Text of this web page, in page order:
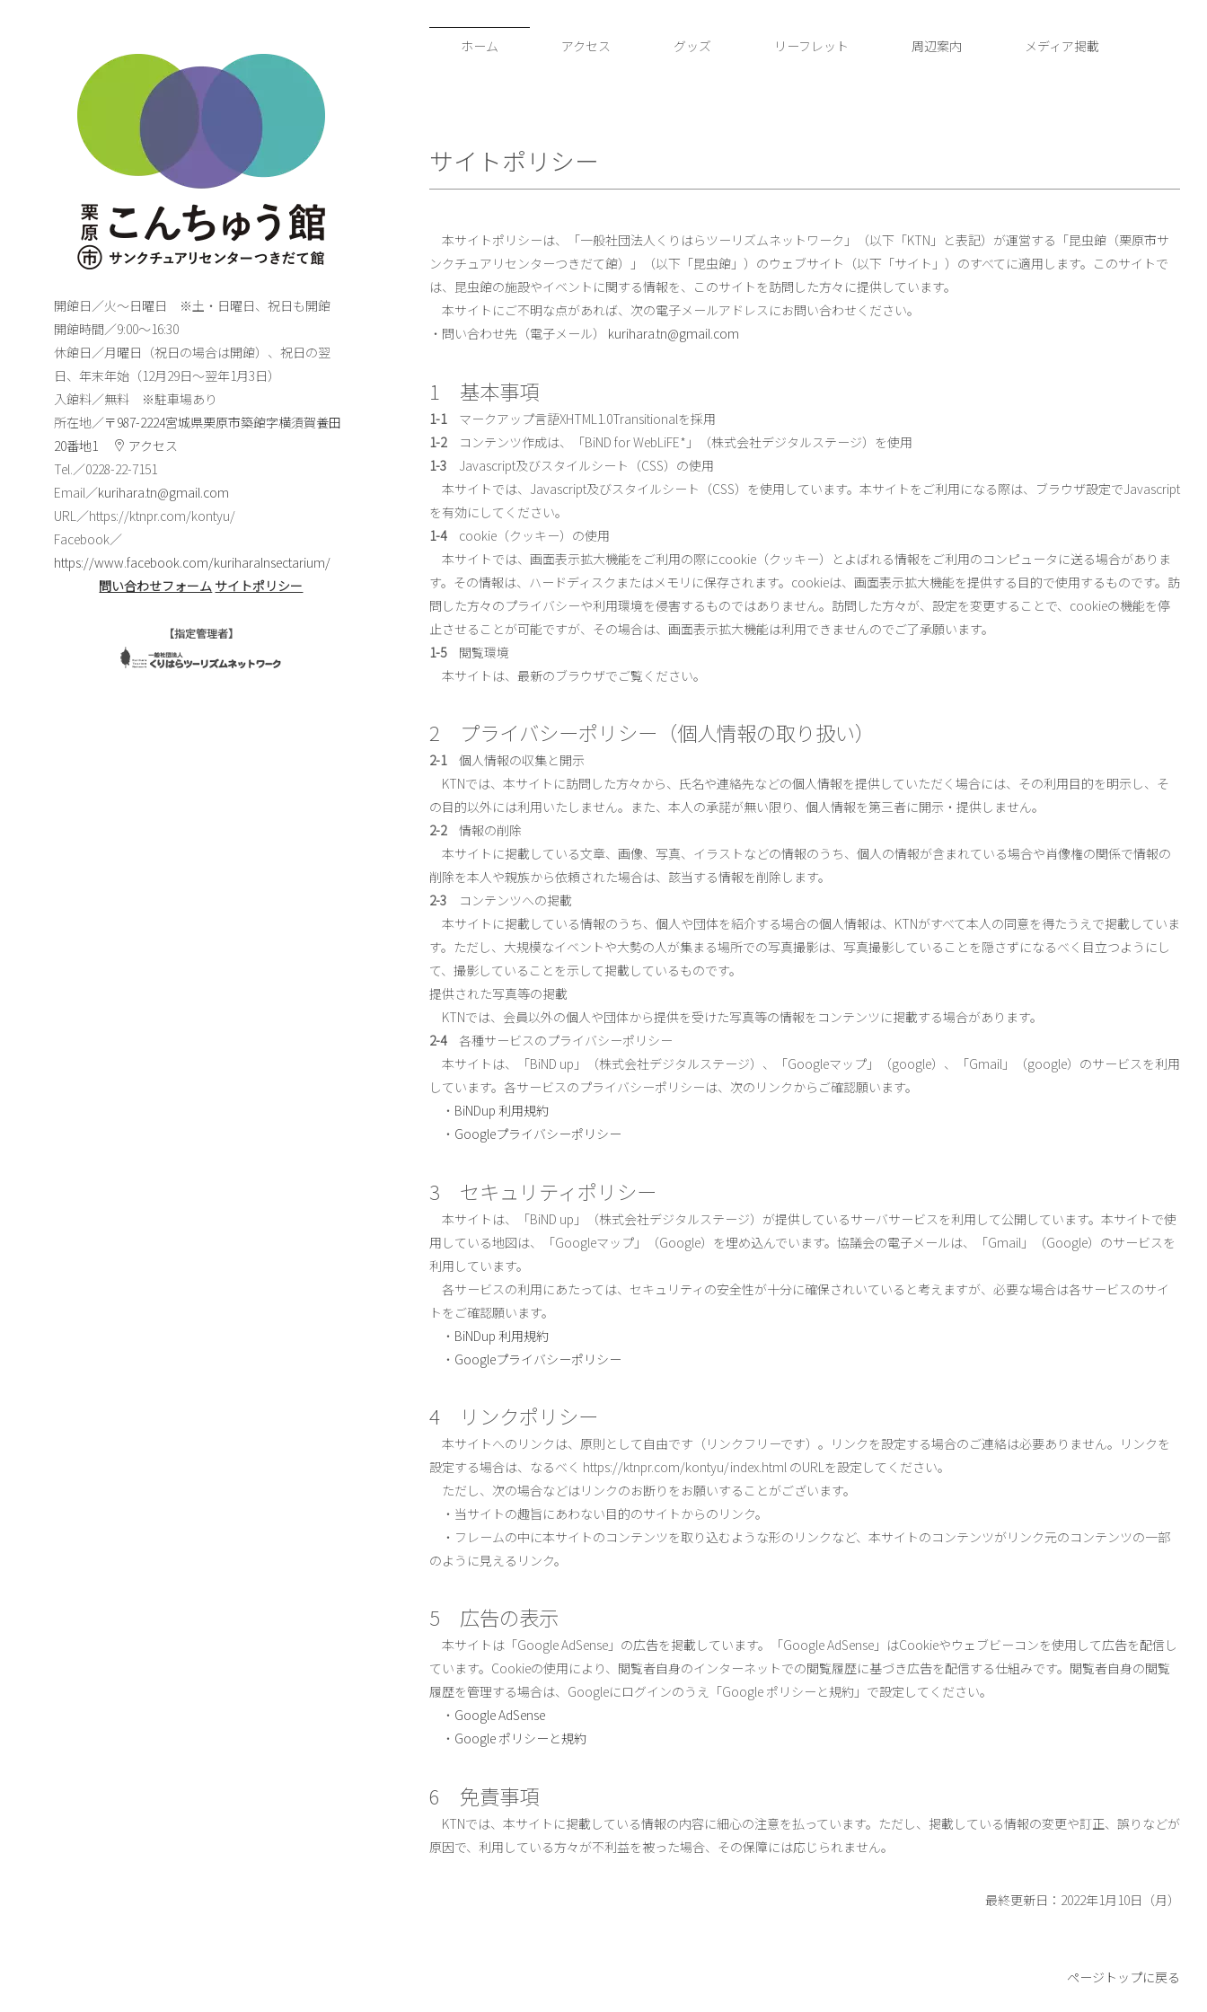
ホーム アクセス グッズ リーフレット 周辺案内 メディア掲載
サイトポリシー
本サイトポリシーは、「一般社団法人くりはらツーリズムネットワーク」（以下「KTN」と表記）が運営する「昆虫館（栗原市サ
ンクチュアリセンターつきだて館）」（以下「昆虫館」）のウェブサイト（以下「サイト」）のすべてに適用します。このサイトで
は、昆虫館の施設やイベントに関する情報を、このサイトを訪問した方々に提供しています。
本サイトにご不明な点があれば、次の電子メールアドレスにお問い合わせください。
・問い合わせ先（電子メール） kurihara.tn@gmail.com
1 基本事項
1-1マークアップ言語XHTML1.0Transitionalを採用
1-2コンテンツ作成は、「BiND for WebLiFE*」（株式会社デジタルステージ）を使用
1-3 Javascript及びスタイルシート（CSS）の使用
本サイトでは、Javascript及びスタイルシート（CSS）を使用しています。本サイトをご利用になる際は、ブラウザ設定でJavascript
を有効にしてください。
1-4cookie（クッキー）の使用
本サイトでは、画面表示拡大機能をご利用の際にcookie（クッキー）とよばれる情報をご利用のコンピュータに送る場合がありま
す。その情報は、ハードディスクまたはメモリに保存されます。cookieは、画面表示拡大機能を提供する目的で使用するものです。訪
問した方々のプライバシーや利用環境を侵害するものではありません。訪問した方々が、設定を変更することで、cookieの機能を停
止させることが可能ですが、その場合は、画面表示拡大機能は利用できませんのでご了承願います。
1-5閲覧環境
本サイトは、最新のブラウザでご覧ください。
2 プライバシーポリシー（個人情報の取り扱い）
2-1個人情報の収集と開示
KTNでは、本サイトに訪問した方々から、氏名や連絡先などの個人情報を提供していただく場合には、その利用目的を明示し、そ
の目的以外には利用いたしません。また、本人の承諾が無い限り、個人情報を第三者に開示・提供しません。
2-2情報の削除
本サイトに掲載している文章、画像、写真、イラストなどの情報のうち、個人の情報が含まれている場合や肖像権の関係で情報の
削除を本人や親族から依頼された場合は、該当する情報を削除します。
2-3 コンテンツへの掲載
本サイトに掲載している情報のうち、個人や団体を紹介する場合の個人情報は、KTNがすべて本人の同意を得たうえで掲載していま
す。ただし、大規模なイベントや大勢の人が集まる場所での写真撮影は、写真撮影していることを隠さずになるべく目立つようにし
て、撮影していることを示して掲載しているものです。
提供された写真等の掲載
KTNでは、会員以外の個人や団体から提供を受けた写真等の情報をコンテンツに掲載する場合があります。
2-4各種サービスのプライバシーポリシー
本サイトは、「BiND up」（株式会社デジタルステージ）、「Googleマップ」（google）、「Gmail」（google）のサービスを利用
しています。各サービスのプライバシーポリシーは、次のリンクからご確認願います。
・ BiNDup 利用規約
・ Googleプライバシーポリシー
3 セキュリティポリシー
本サイトは、「BiND up」（株式会社デジタルステージ）が提供しているサーバサービスを利用して公開しています。本サイトで使
用している地図は、「Googleマップ」（Google）を埋め込んでいます。協議会の電子メールは、「Gmail」（Google）のサービスを
利用しています。
各サービスの利用にあたっては、セキュリティの安全性が十分に確保されいていると考えますが、必要な場合は各サービスのサイ
トをご確認願います。
・ BiNDup 利用規約
・ Googleプライバシーポリシー
4 リンクポリシー
本サイトへのリンクは、原則として自由です（リンクフリーです）。リンクを設定する場合のご連絡は必要ありません。リンクを
設定する場合は、なるべく https://ktnpr.com/kontyu/index.html のURLを設定してください。
ただし、次の場合などはリンクのお断りをお願いすることがございます。
・当サイトの趣旨にあわない目的のサイトからのリンク。
・フレームの中に本サイトのコンテンツを取り込むような形のリンクなど、本サイトのコンテンツがリンク元のコンテンツの一部
のように見えるリンク。
5 広告の表示
本サイトは「Google AdSense」の広告を掲載しています。「Google AdSense」はCookieやウェブビーコンを使用して広告を配信し
ています。Cookieの使用により、閲覧者自身のインターネットでの閲覧履歴に基づき広告を配信する仕組みです。閲覧者自身の閲覧
履歴を管理する場合は、Googleにログインのうえ「Google ポリシーと規約」で設定してください。
・ Google AdSense
・ Google ポリシーと規約
6 免責事項
KTNでは、本サイトに掲載している情報の内容に細心の注意を払っています。ただし、掲載している情報の変更や訂正、誤りなどが
原因で、利用している方々が不利益を被った場合、その保障には応じられません。
最終更新日：2022年1月10日（月）
ページトップに戻る
開館日／火～日曜日 ※土・日曜日、祝日も開館
開館時間／9:00～16:30
休館日／月曜日（祝日の場合は開館）、祝日の翌
日、年末年始（12月29日～翌年1月3日）
入館料／無料 ※駐車場あり
所在地／〒987-2224宮城県栗原市築館字横須賀養田
20番地1
アクセス
Tel.／0228-22-7151
Email／kurihara.tn@gmail.com
URL／https://ktnpr.com/kontyu/
Facebook／
https://www.facebook.com/kuriharaInsectarium/
問い合わせフォーム サイトポリシー
【指定管理者】